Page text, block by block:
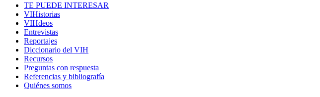
TE PUEDE INTERESAR
VIHistorias
VIHdeos
Entrevistas
Reportajes
Diccionario del VIH
Recursos
Preguntas con respuesta
Referencias y bibliografía
Quiénes somos